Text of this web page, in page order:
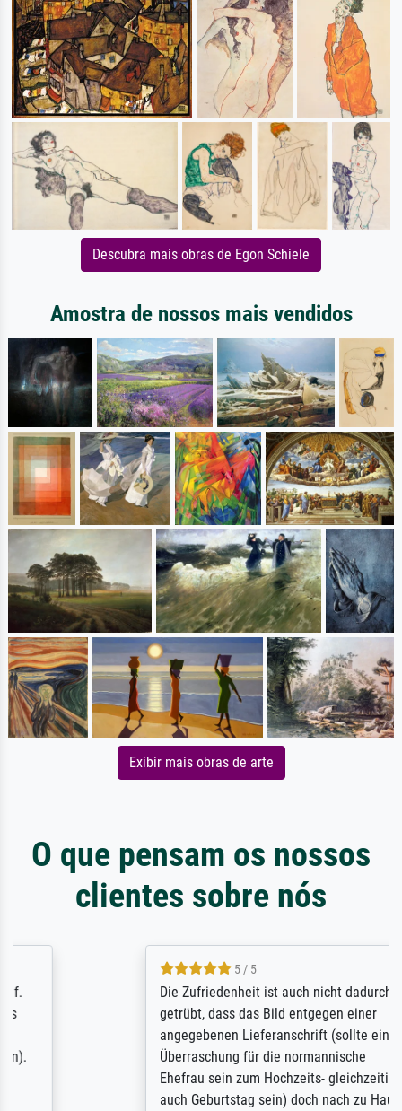
Descubra mais obras de Egon Schiele
Amostra de nossos mais vendidos
Exibir mais obras de arte
O que pensam os nossos
clientes sobre nós
5 / 5
Die Zufriedenheit ist auch nicht dadurch
getrübt, dass das Bild entgegen einer
angegebenen Lieferanschrift (sollte eine
Überraschung für die normannische
Ehefrau sein zum Hochzeits- gleichzeitig
auch Geburtstag sein) doch nach zu Hause